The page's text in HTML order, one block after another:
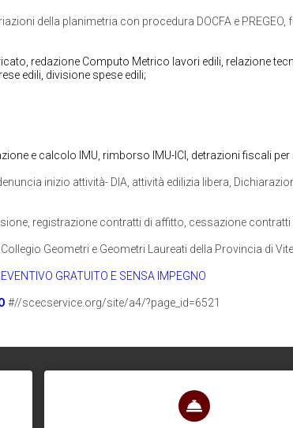
della planimetria con procedura DOCFA e
redazione Computo Metrico lavori edili, relazione
edili, divisione spese edili;
e calcolo IMU, rimborso IMU-ICI, detrazioni fiscali
inizio attività- DIA, attività edilizia libera,
registrazione contratti di affitto, cessazione contratti
Geometri e Geometri Laureati della Provincia di
GRATUITO E SENSA IMPEGNO
#//scecservice.org/site/a4/?page_id=6521